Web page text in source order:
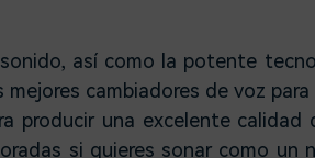
así como la potente
cambiadores de voz
producir una excelente calidad
si quieres sonar como un